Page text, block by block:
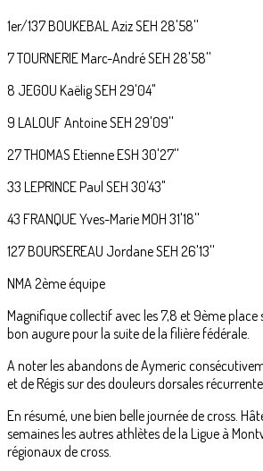
1er/137 BOUKEBAL Aziz SEH 28'58''
7 TOURNERIE Marc-André SEH 28'58''
8 JEGOU Kaëlig SEH 29'04"
9 LALOUF Antoine SEH 29'09''
27 THOMAS Etienne ESH 30'27''
33 LEPRINCE Paul SEH 30'43"
43 FRANQUE Yves-Marie MOH 31'18''
127 BOURSEREAU Jordane SEH 26'13''
NMA 2ème équipe
Magnifique collectif avec les 7,8 et 9ème place
bon augure pour la suite de la filière fédérale.
A noter les abandons de Aymeric
et de Régis sur des douleurs dorsales
En résumé, une bien belle journée de cross.
semaines les autres athlètes de la Ligue à
régionaux de cross.